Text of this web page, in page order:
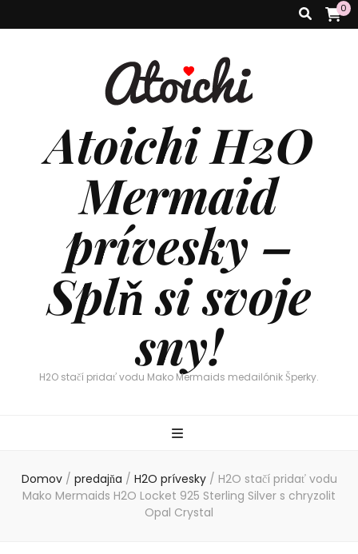
0
Atoichi H2O
Mermaid
prívesky –
Splň si svoje
sny!
H2O stačí pridať vodu Mako Mermaids medailónik Šperky.
Domov / predajňa / H2O prívesky / H2O stačí pridať vodu
Mako Mermaids H2O Locket 925 Sterling Silver s chryzolit
Opal Crystal